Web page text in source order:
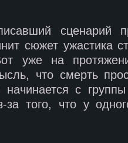
сценарий
сюжет ужастика
уже на
что смерть
начинается с
за того, что у